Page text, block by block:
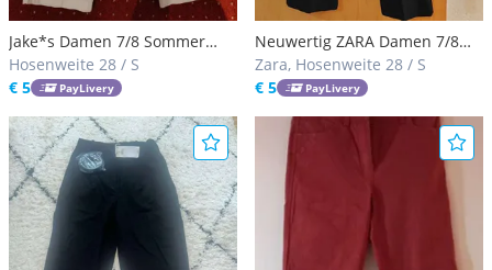
Jake*s Damen 7/8 Sommer
Frühling Stoffhose weiß Größe
38
Hosenweite 28 / S
€ 5
PayLivery
Neuwertig ZARA Damen 7/8
Stoffhosen Schwarz elegant
Größe in 38/ S
Zara, Hosenweite 28 / S
€ 5
PayLivery